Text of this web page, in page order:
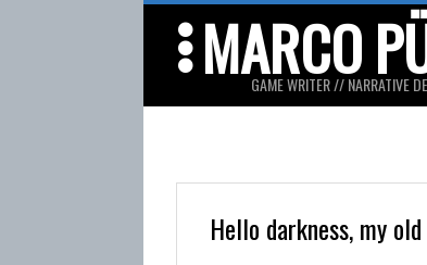
MARCO
GAME WRITER // NARRATIVE
Hello darkness, my